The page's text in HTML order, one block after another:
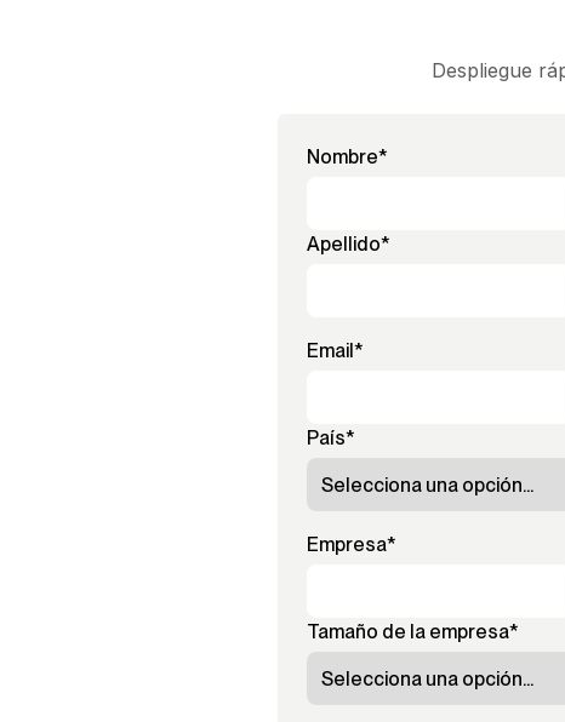
Despliegue
Nombre*
Apellido*
Email *
País*
Empresa*
Tamaño de la empresa*